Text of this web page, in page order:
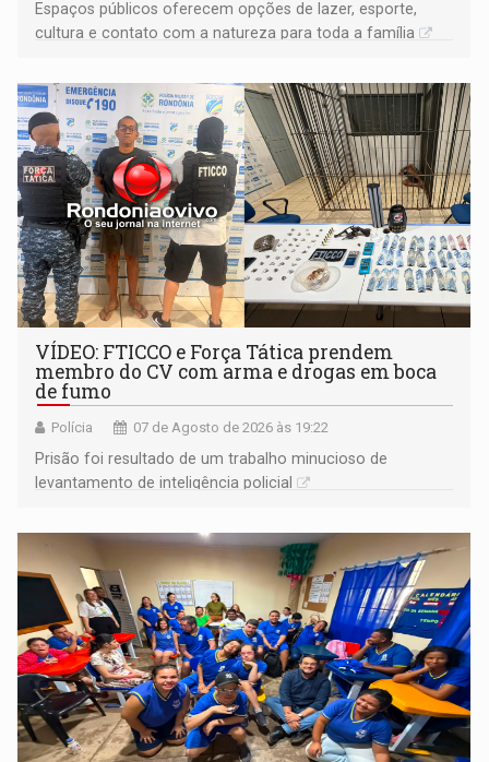
Espaços públicos oferecem opções de lazer, esporte,
cultura e contato com a natureza para toda a família
VÍDEO: FTICCO e Força Tática prendem
membro do CV com arma e drogas em boca
de fumo
Polícia 07 de Agosto de 2026 às 19:22
Prisão foi resultado de um trabalho minucioso de
levantamento de inteligência policial